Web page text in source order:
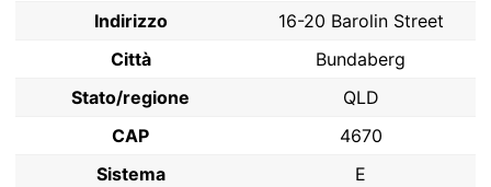
Indirizzo
16-20 Barolin Street
Città
Bundaberg
Stato/regione
QLD
CAP
4670
Sistema
E